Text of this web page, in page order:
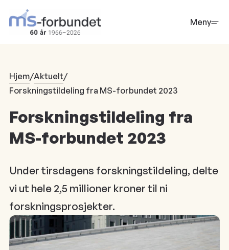
hovedinnhold
Meny
Hjem/Aktuelt/
Forskningstildeling fra MS-forbundet 2023
Forskningstildeling fra
MS-forbundet 2023
Under tirsdagens forskningstildeling, delte
vi ut hele 2,5 millioner kroner til ni
forskningsprosjekter.